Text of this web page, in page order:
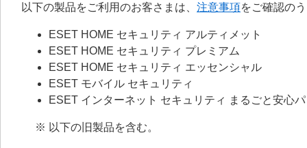
以下の製品をご利用のお客さまは、 注意事項をご確認の
ESET HOME セキュリティ アルティメット
ESET HOME セキュリティ プレミアム
ESET HOME セキュリティ エッセンシャル
ESET モバイル セキュリティ
ESET インターネット セキュリティ まるごと安心
※ 以下の旧製品を含む。